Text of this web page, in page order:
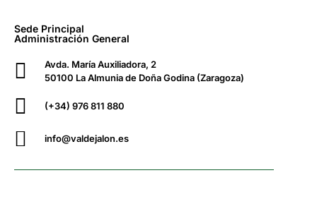
Sede Principal
Administración General
Avda. María Auxiliadora, 2
50100 La Almunia de Doña Godina (Zaragoza)
(+34) 976 811 880
info@valdejalon.es